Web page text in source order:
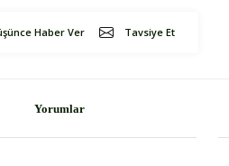
Haber Ver Tavsiye Et
Yorumlar